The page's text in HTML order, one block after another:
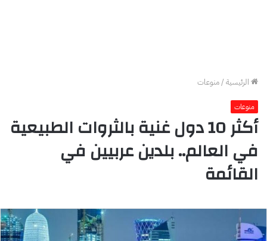
الرئيسية/منوعات
منوعات
أكثر 10 دول غنية بالثروات الطبيعية
في العالم.. بلدين عربيين في
القائمة